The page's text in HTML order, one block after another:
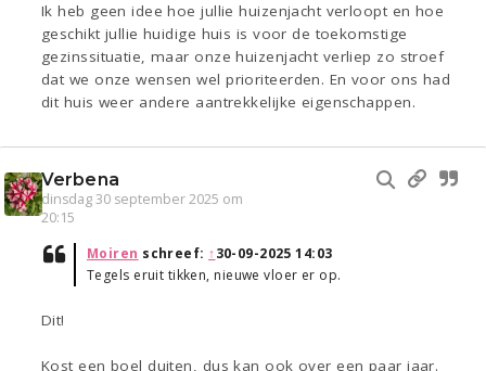
Ik heb geen idee hoe jullie huizenjacht verloopt en hoe
geschikt jullie huidige huis is voor de toekomstige
gezinssituatie, maar onze huizenjacht verliep zo stroef
dat we onze wensen wel prioriteerden. En voor ons had
dit huis weer andere aantrekkelijke eigenschappen.
Verbena
dinsdag 30 september 2025 om
20:15
Moiren schreef: ↑30-09-2025 14:03
Tegels eruit tikken, nieuwe vloer er op.
Dit!
Kost een boel duiten, dus kan ook over een paar jaar.